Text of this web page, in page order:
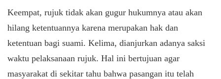
Keempat, rujuk tidak akan gugur hukumnya atau akan
hilang ketentuannya karena merupakan hak dan
ketentuan bagi suami. Kelima, dianjurkan adanya saksi
waktu pelaksanaan rujuk. Hal ini bertujuan agar
masyarakat di sekitar tahu bahwa pasangan itu telah